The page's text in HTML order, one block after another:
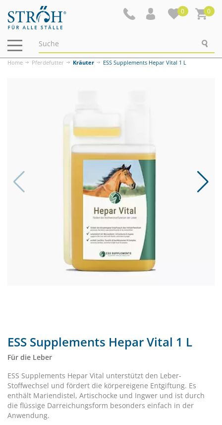
0 0
Navigation
ein-/ausblenden
Home Pferdefutter Kräuter ESS Supplements Hepar Vital 1 L
ESS Supplements Hepar Vital 1 L
Für die Leber
ESS Supplements Hepar Vital unterstützt den Leber-
Stoffwechsel und fördert die körpereigene Entgiftung. Es
enthält Mariendistel, Artischocke und Ingwer und ist durch
die flüssige Darreichungsform besonders einfach in der
Anwendung.